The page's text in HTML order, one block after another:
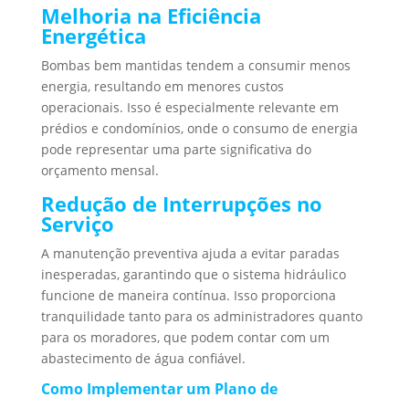
Melhoria na Eficiência
Energética
Bombas bem mantidas tendem a consumir menos
energia, resultando em menores custos
operacionais. Isso é especialmente relevante em
prédios e condomínios, onde o consumo de energia
pode representar uma parte significativa do
orçamento mensal.
Redução de Interrupções no
Serviço
A manutenção preventiva ajuda a evitar paradas
inesperadas, garantindo que o sistema hidráulico
funcione de maneira contínua. Isso proporciona
tranquilidade tanto para os administradores quanto
para os moradores, que podem contar com um
abastecimento de água confiável.
Como Implementar um Plano de